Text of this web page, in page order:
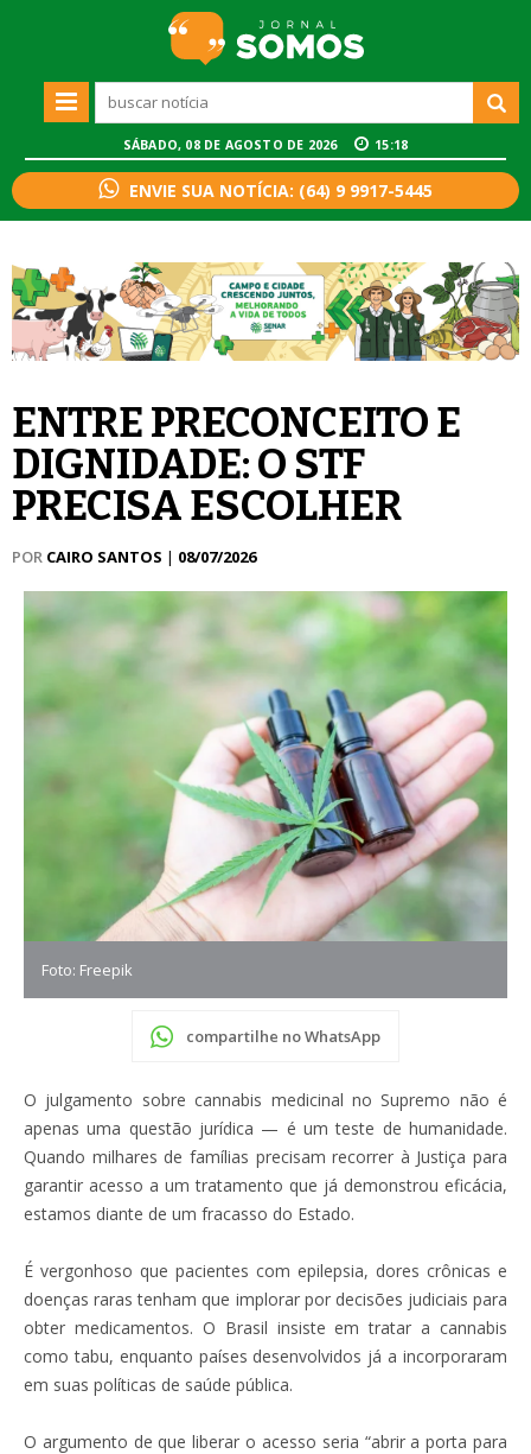
SÁBADO, 08 DE AGOSTO DE 2026 15:18
ENVIE SUA NOTÍCIA: (64) 9 9917-5445
ENTRE PRECONCEITO E
DIGNIDADE: O STF
PRECISA ESCOLHER
POR CAIRO SANTOS | 08/07/2026
Foto: Freepik
compartilhe no WhatsApp
O julgamento sobre cannabis medicinal no Supremo não é
apenas uma questão jurídica — é um teste de humanidade.
Quando milhares de famílias precisam recorrer à Justiça para
garantir acesso a um tratamento que já demonstrou eficácia,
estamos diante de um fracasso do Estado.
É vergonhoso que pacientes com epilepsia, dores crônicas e
doenças raras tenham que implorar por decisões judiciais para
obter medicamentos. O Brasil insiste em tratar a cannabis
como tabu, enquanto países desenvolvidos já a incorporaram
em suas políticas de saúde pública.
O argumento de que liberar o acesso seria “abrir a porta para